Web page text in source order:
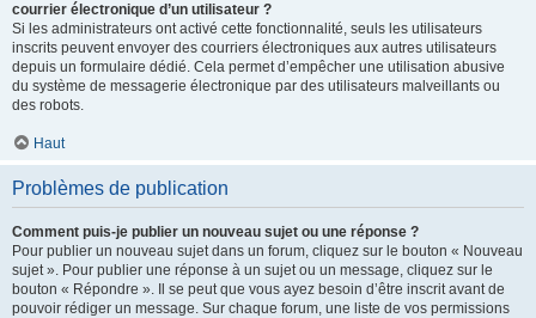
courrier électronique d’un utilisateur ?
Si les administrateurs ont activé cette fonctionnalité, seuls les utilisateurs
inscrits peuvent envoyer des courriers électroniques aux autres utilisateurs
depuis un formulaire dédié. Cela permet d’empêcher une utilisation abusive
du système de messagerie électronique par des utilisateurs malveillants ou
des robots.
Haut
Problèmes de publication
Comment puis-je publier un nouveau sujet ou une réponse ?
Pour publier un nouveau sujet dans un forum, cliquez sur le bouton « Nouveau
sujet ». Pour publier une réponse à un sujet ou un message, cliquez sur le
bouton « Répondre ». Il se peut que vous ayez besoin d’être inscrit avant de
pouvoir rédiger un message. Sur chaque forum, une liste de vos permissions